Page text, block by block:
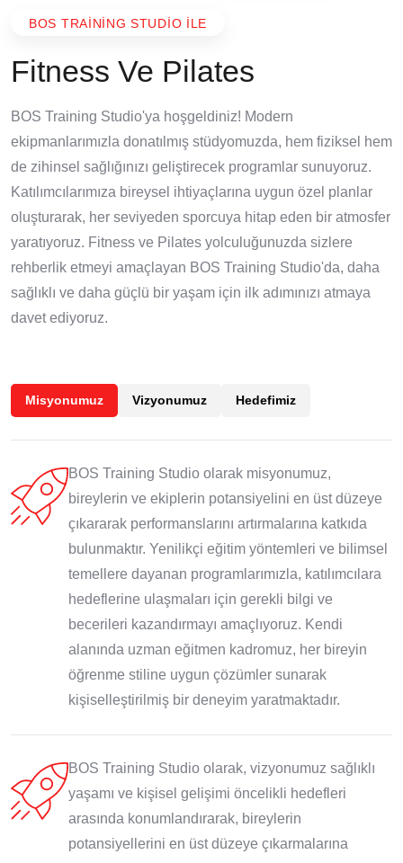
BOS TRAINING STUDIO ILE
Fitness Ve Pilates
BOS Training Studio'ya hoşgeldiniz! Modern
ekipmanlarımızla donatılmış stüdyomuzda, hem fiziksel hem
de zihinsel sağlığınızı geliştirecek programlar sunuyoruz.
Katılımcılarımıza bireysel ihtiyaçlarına uygun özel planlar
oluşturarak, her seviyeden sporcuya hitap eden bir atmosfer
yaratıyoruz. Fitness ve Pilates yolculuğunuzda sizlere
rehberlik etmeyi amaçlayan BOS Training Studio'da, daha
sağlıklı ve daha güçlü bir yaşam için ilk adımınızı atmaya
davet ediyoruz.
Misyonumuz Vizyonumuz Hedefimiz
BOS Training Studio olarak misyonumuz,
bireylerin ve ekiplerin potansiyelini en üst düzeye
çıkararak performanslarını artırmalarına katkıda
bulunmaktır. Yenilikçi eğitim yöntemleri ve bilimsel
temellere dayanan programlarımızla, katılımcılara
hedeflerine ulaşmaları için gerekli bilgi ve
becerileri kazandırmayı amaçlıyoruz. Kendi
alanında uzman eğitmen kadromuz, her bireyin
öğrenme stiline uygun çözümler sunarak
kişiselleştirilmiş bir deneyim yaratmaktadır.
BOS Training Studio olarak, vizyonumuz sağlıklı
yaşamı ve kişisel gelişimi öncelikli hedefleri
arasında konumlandırarak, bireylerin
potansiyellerini en üst düzeye çıkarmalarına